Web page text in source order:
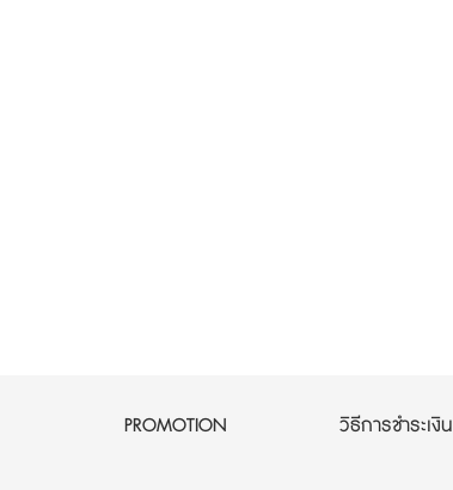
PROMOTION
วิธีการชำระเงิน